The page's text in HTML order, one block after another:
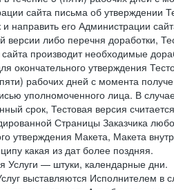
сайта письма об утверждении
направить его Администрации
версии либо перечня доработки,
производит необходимые
окончательного утверждения
рабочих дней с момента
уполномоченного лица. В
срок, Тестовая версия
Страницы Заказчика
утверждения Макета, Макета
какая из дат более поздняя.
Услуги — штуки, календарные дни.
выставляются Исполнителем в